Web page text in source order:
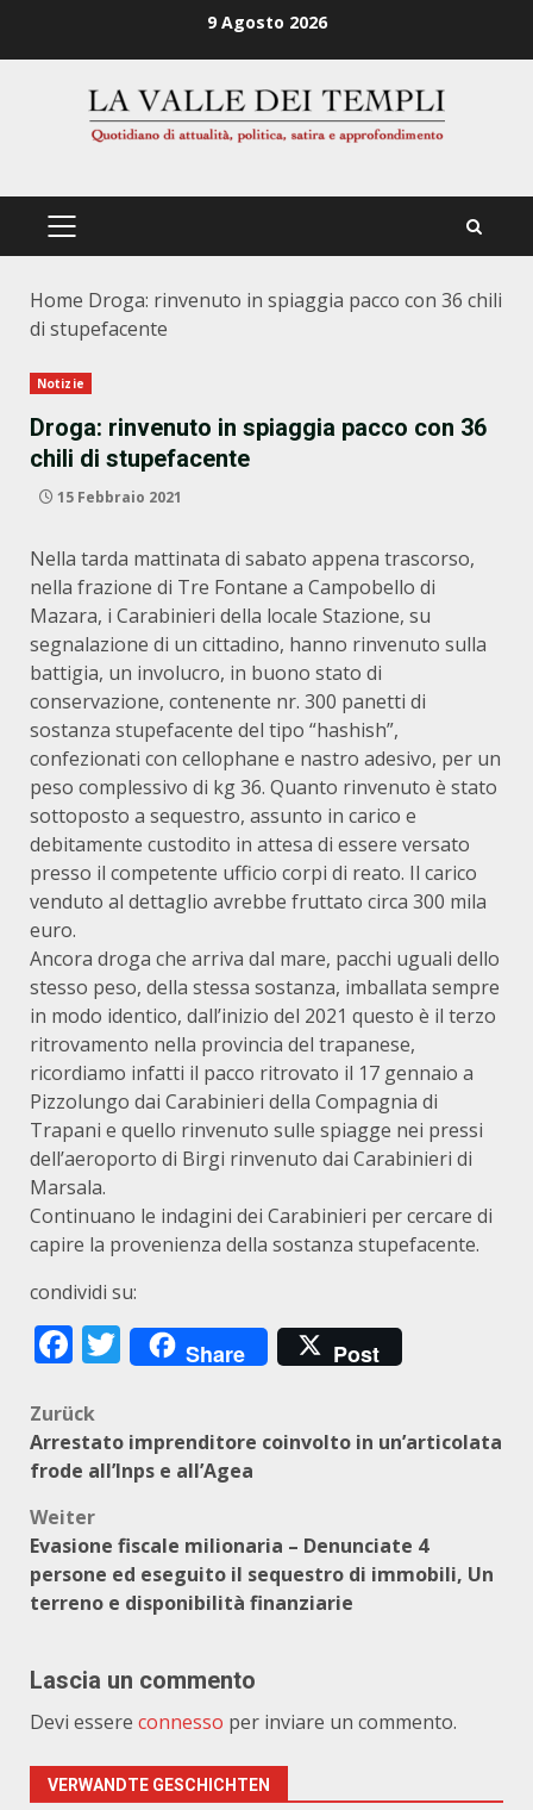
9 Agosto 2026
PRIMÄRES
Home Droga: rinvenuto in spiaggia pacco con 36 chili
di stupefacente
Notizie
Droga: rinvenuto in spiaggia pacco con 36
chili di stupefacente
15 Febbraio 2021
Nella tarda mattinata di sabato appena trascorso,
nella frazione di Tre Fontane a Campobello di
Mazara, i Carabinieri della locale Stazione, su
segnalazione di un cittadino, hanno rinvenuto sulla
battigia, un involucro, in buono stato di
conservazione, contenente nr. 300 panetti di
sostanza stupefacente del tipo “hashish”,
confezionati con cellophane e nastro adesivo, per un
peso complessivo di kg 36. Quanto rinvenuto è stato
sottoposto a sequestro, assunto in carico e
debitamente custodito in attesa di essere versato
presso il competente ufficio corpi di reato. Il carico
venduto al dettaglio avrebbe fruttato circa 300 mila
euro.
Ancora droga che arriva dal mare, pacchi uguali dello
stesso peso, della stessa sostanza, imballata sempre
in modo identico, dall’inizio del 2021 questo è il terzo
ritrovamento nella provincia del trapanese,
ricordiamo infatti il pacco ritrovato il 17 gennaio a
Pizzolungo dai Carabinieri della Compagnia di
Trapani e quello rinvenuto sulle spiagge nei pressi
dell’aeroporto di Birgi rinvenuto dai Carabinieri di
Marsala.
Continuano le indagini dei Carabinieri per cercare di
capire la provenienza della sostanza stupefacente.
condividi su:
Facebook
Twitter
Share Post
Beitragsnavigation
Zurück
Arrestato imprenditore coinvolto in un’articolata
frode all’Inps e all’Agea
Weiter
Evasione fiscale milionaria – Denunciate 4
persone ed eseguito il sequestro di immobili, Un
terreno e disponibilità finanziarie
Lascia un commento
Devi essere connesso per inviare un commento.
VERWANDTE GESCHICHTEN